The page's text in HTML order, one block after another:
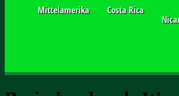
Mittelamerika
Costa Rica